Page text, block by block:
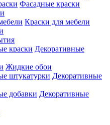
Фасадные краски
Краски для мебели
Декоративные
Жидкие обои
Декоративные
Декоративные